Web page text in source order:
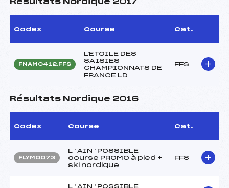
Résultats Nordique 2017
Codex Course Cat.
FNAM0412.FFS
L'ETOILE DES
SAISIES
CHAMPIONNATS DE
FRANCE LD
FFS
Résultats Nordique 2016
Codex Course Cat.
FLYM0073
L ' AIN ' POSSIBLE
course PROMO à pied +
ski nordique
FFS
L ' AIN ' POSSIBLE